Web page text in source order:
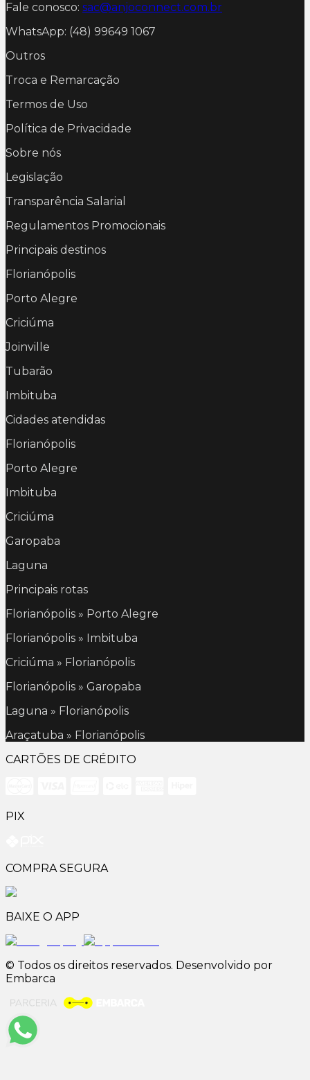
Fale conosco: sac@anjoconnect.com.br
WhatsApp: (48) 99649 1067
Outros
Troca e Remarcação
Termos de Uso
Política de Privacidade
Sobre nós
Legislação
Transparência Salarial
Regulamentos Promocionais
Principais destinos
Florianópolis
Porto Alegre
Criciúma
Joinville
Tubarão
Imbituba
Cidades atendidas
Florianópolis
Porto Alegre
Imbituba
Criciúma
Garopaba
Laguna
Principais rotas
Florianópolis » Porto Alegre
Florianópolis » Imbituba
Criciúma » Florianópolis
Florianópolis » Garopaba
Laguna » Florianópolis
Araçatuba » Florianópolis
CARTÕES DE CRÉDITO
PIX
COMPRA SEGURA
BAIXE O APP
© Todos os direitos reservados. Desenvolvido por
Embarca